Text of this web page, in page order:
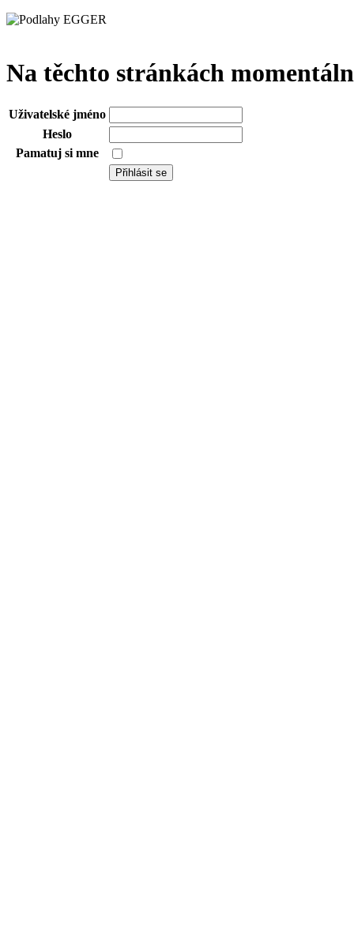
Na těchto stránkách
Uživatelské jméno
Heslo
Pamatuj si mne